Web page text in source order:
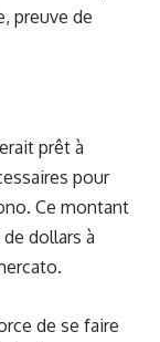
preuve de
prêt à
pour
Ce montant
dollars à
de se faire